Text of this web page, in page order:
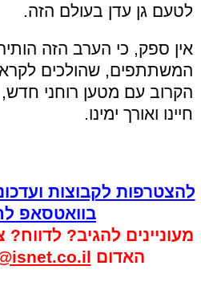
לטעם גן עדן בעולם הזה.
אין ספק, כי הערב הזה
המשתתפים, שהולכים
הקרוב עם מטען רוחני
חיינו ואורך ימינו.
להצטרפות לקבוצות
בוואטסאפ
מעוניינים להגיב?
האדום